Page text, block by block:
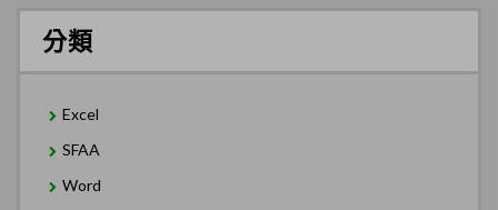
分類
Excel
SFAA
Word